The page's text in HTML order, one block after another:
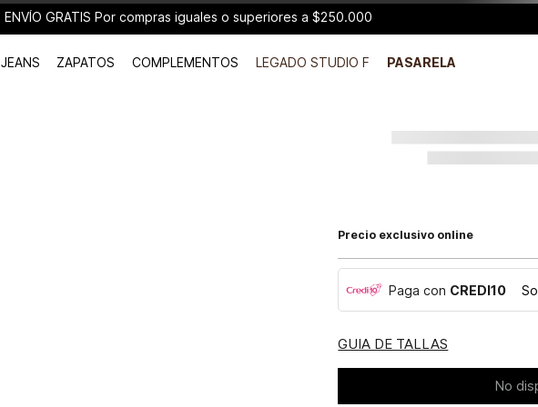
ENVÍO GRATIS Por compras iguales o superiores a $250.000
JEANS ZAPATOS COMPLEMENTOS LEGADO STUDIO F PASARELA
Precio exclusivo online
Paga con CREDI10
GUIA DE TALLAS
No